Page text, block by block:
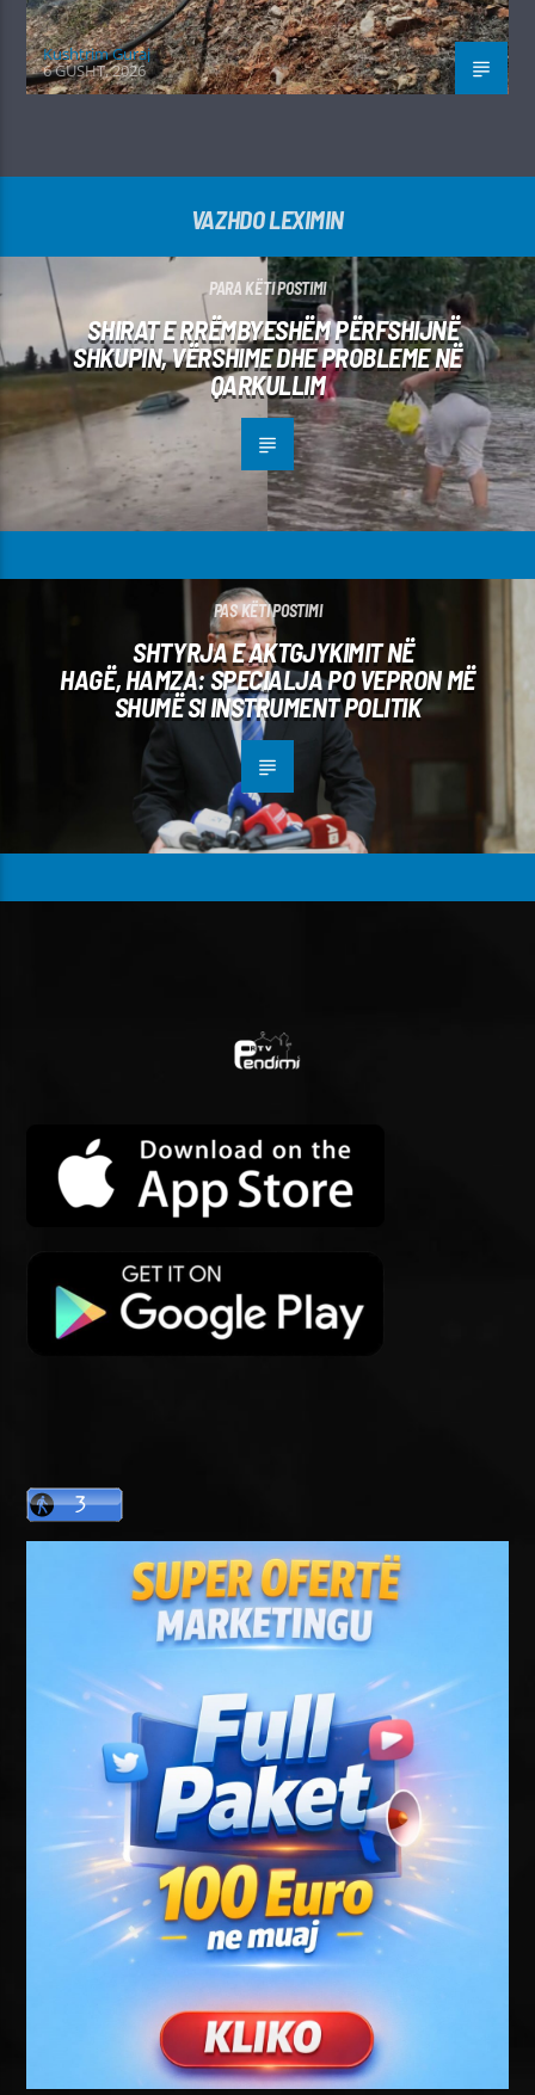
Kushtrim Guraj
6 GUSHT, 2026
VAZHDO LEXIMIN
PARA KËTI POSTIMI
SHIRAT E RRËMBYESHËM PËRFSHIJNË
SHKUPIN, VËRSHIME DHE PROBLEME NË
QARKULLIM
PAS KËTI POSTIMI
SHTYRJA E AKTGJYKIMIT NË
HAGË, HAMZA: SPECIALJA PO VEPRON MË
SHUMË SI INSTRUMENT POLITIK